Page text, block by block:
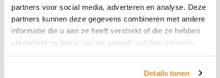
partners voor social media, adverteren en analyse. Deze
partners kunnen deze gegevens combineren met andere
informatie die u aan ze heeft verstrekt of die ze hebben
verzameld op basis van uw gebruik van hun services.
Details tonen